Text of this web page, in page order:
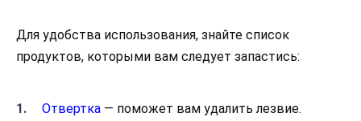
Для удобства использования, знайте список
продуктов, которыми вам следует запастись:
Отвертка — поможет вам удалить лезвие.